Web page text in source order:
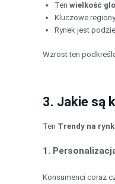
Ten wielkość
Kluczowe
Rynek jest
Wzrost ten
3. Jakie są
Ten Trendy na
1.
Konsumenci coraz